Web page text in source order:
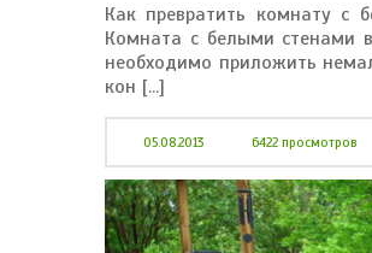
Как превратить комнату с
Комната с белыми стенами
необходимо приложить
кон [...]
05.08.2013 6422 просмотров